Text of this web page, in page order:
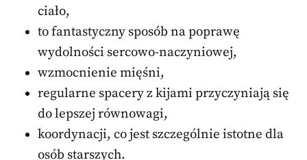
ciało,
to fantastyczny sposób na poprawę
wydolności sercowo-naczyniowej,
wzmocnienie mięśni,
regularne spacery z kijami przyczyniają się
do lepszej równowagi,
koordynacji, co jest szczególnie istotne dla
osób starszych.